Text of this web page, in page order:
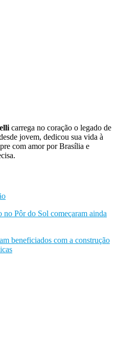
carrega no coração o legado de
jovem, dedicou sua vida à
com amor por Brasília e
no Pôr do Sol começaram ainda
beneficiados com a construção